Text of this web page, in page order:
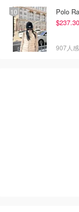
Polo
$237.30
907人